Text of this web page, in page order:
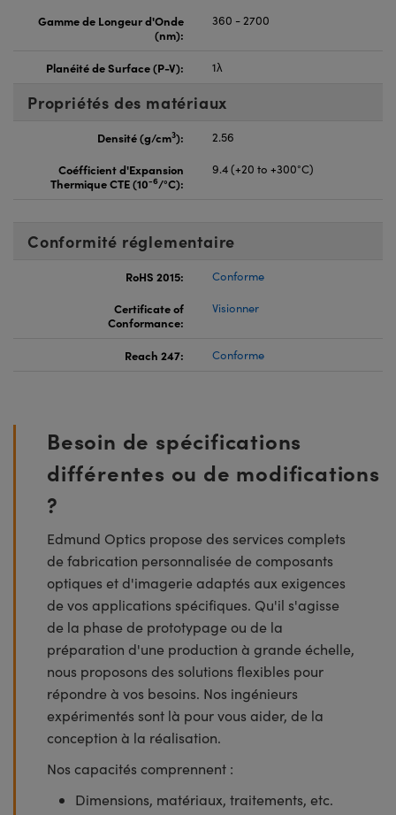
Gamme de Longeur d'Onde
(nm):
360 - 2700
Planéité de Surface (P-V): 1λ
Propriétés des matériaux
Densité (g/cm3):
2.56
Coéfficient d'Expansion
Thermique CTE (10-6/°C):
9.4 (+20 to +300°C)
Conformité réglementaire
RoHS 2015:
Conforme
Certificate of
Conformance:
Visionner
Reach 247: Conforme
Besoin de spécifications
différentes ou de modifications
?
Edmund Optics propose des services complets
de fabrication personnalisée de composants
optiques et d'imagerie adaptés aux exigences
de vos applications spécifiques. Qu'il s'agisse
de la phase de prototypage ou de la
préparation d'une production à grande échelle,
nous proposons des solutions flexibles pour
répondre à vos besoins. Nos ingénieurs
expérimentés sont là pour vous aider, de la
conception à la réalisation.
Nos capacités comprennent :
Dimensions, matériaux, traitements, etc.